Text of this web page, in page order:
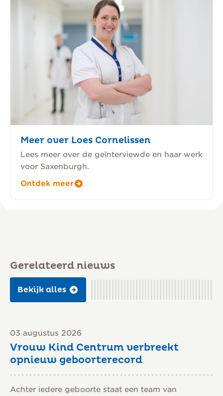
Meer over Loes Cornelissen
Lees meer over de geïnterviewde en haar werk
voor Saxenburgh.
Ontdek meer
Gerelateerd nieuws
Bekijk alles
03 augustus 2026
Vrouw Kind Centrum verbreekt
opnieuw geboorterecord
Achter iedere geboorte staat een team van